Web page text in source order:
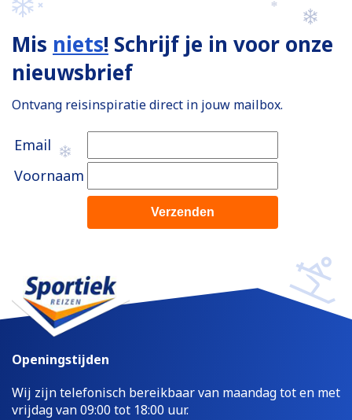
Mis niets! Schrijf je in voor onze
nieuwsbrief
Ontvang reisinspiratie direct in jouw mailbox.
Email
Voornaam
Openingstijden
Wij zijn telefonisch bereikbaar van maandag tot en met
vrijdag van 09:00 tot 18:00 uur.